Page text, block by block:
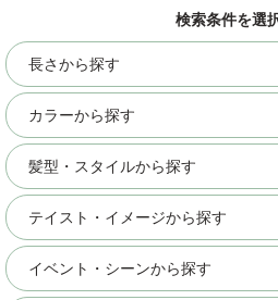
検索条件を選
長さから探す
カラーから探す
髪型・スタイルから探す
テイスト・イメージから探す
イベント・シーンから探す